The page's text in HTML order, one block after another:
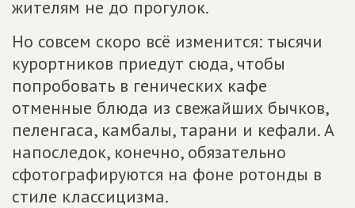
жителям не до прогулок.
Но совсем скоро всё изменится: тысячи
курортников приедут сюда, чтобы
попробовать в генических кафе
отменные блюда из свежайших бычков,
пеленгаса, камбалы, тарани и кефали. А
напоследок, конечно, обязательно
сфотографируются на фоне ротонды в
стиле классицизма.